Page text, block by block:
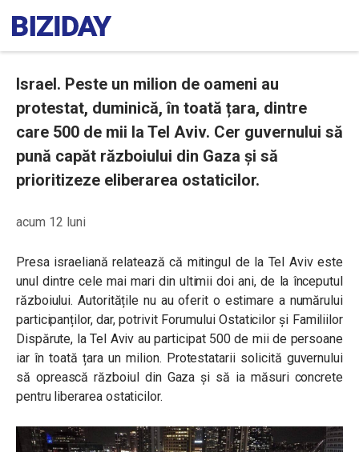
Israel. Peste un milion de oameni au
protestat, duminică, în toată țara, dintre
care 500 de mii la Tel Aviv. Cer guvernului să
pună capăt războiului din Gaza și să
prioritizeze eliberarea ostaticilor.
acum 12 luni
Presa israeliană relatează că mitingul de la Tel Aviv este
unul dintre cele mai mari din ultimii doi ani, de la începutul
războiului. Autoritățile nu au oferit o estimare a numărului
participanților, dar, potrivit Forumului Ostaticilor și Familiilor
Dispărute, la Tel Aviv au participat 500 de mii de persoane
iar în toată țara un milion. Protestatarii solicită guvernului
să oprească războiul din Gaza și să ia măsuri concrete
pentru liberarea ostaticilor.